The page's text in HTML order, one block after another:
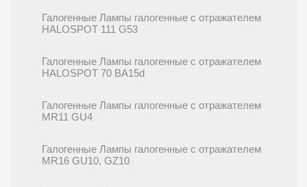
Галогенные Лампы галогенные с отражателем
HALOSPOT 111 G53
Галогенные Лампы галогенные с отражателем
HALOSPOT 70 BA15d
Галогенные Лампы галогенные с отражателем
MR11 GU4
Галогенные Лампы галогенные с отражателем
MR16 GU10, GZ10